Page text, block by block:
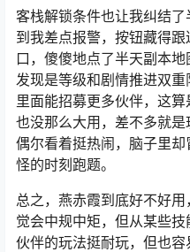
客栈解锁条件也让我纠结
到我差点报警，按钮藏得
口，傻傻地点了半天副本
发现是等级和剧情推进双
里面能招募更多伙伴，这
也没那么大用，差不多就是
偶尔看着挺热闹，脑子里
怪的时刻跑题。
总之，燕赤霞到底好不好
觉会中规中矩，但从某些
伙伴的玩法挺耐玩，但也容